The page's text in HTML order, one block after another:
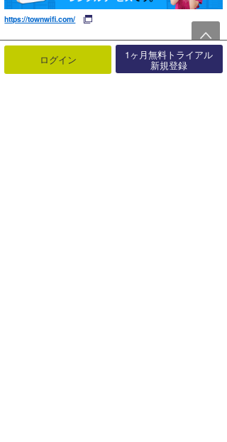
https://townwifi.com/
ログイン 1ヶ月無料トライアル
新規登録